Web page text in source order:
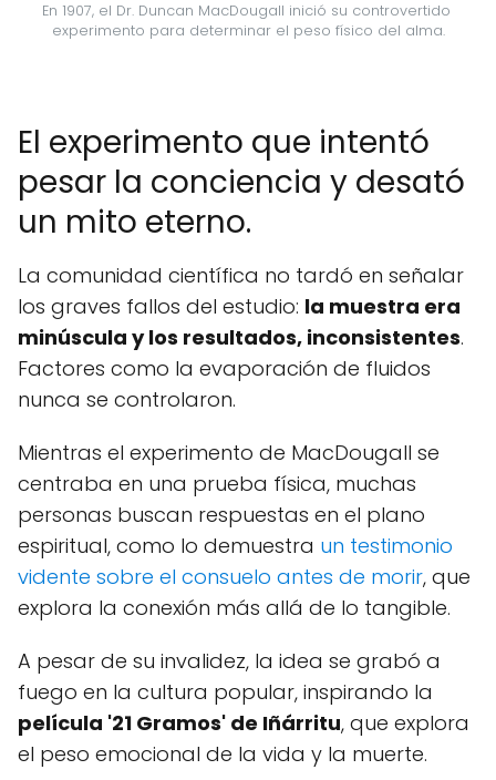
En 1907, el Dr. Duncan MacDougall inició su controvertido
experimento para determinar el peso físico del alma.
El experimento que intentó
pesar la conciencia y desató
un mito eterno.
La comunidad científica no tardó en señalar
los graves fallos del estudio: la muestra era
minúscula y los resultados, inconsistentes.
Factores como la evaporación de fluidos
nunca se controlaron.
Mientras el experimento de MacDougall se
centraba en una prueba física, muchas
personas buscan respuestas en el plano
espiritual, como lo demuestra un testimonio
vidente sobre el consuelo antes de morir, que
explora la conexión más allá de lo tangible.
A pesar de su invalidez, la idea se grabó a
fuego en la cultura popular, inspirando la
película '21 Gramos' de Iñárritu, que explora
el peso emocional de la vida y la muerte.